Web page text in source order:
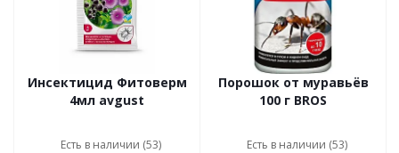
Инсектицид Фитоверм
4мл avgust
Есть в наличии (53)
Порошок от муравьёв
100 г BROS
Есть в наличии (53)